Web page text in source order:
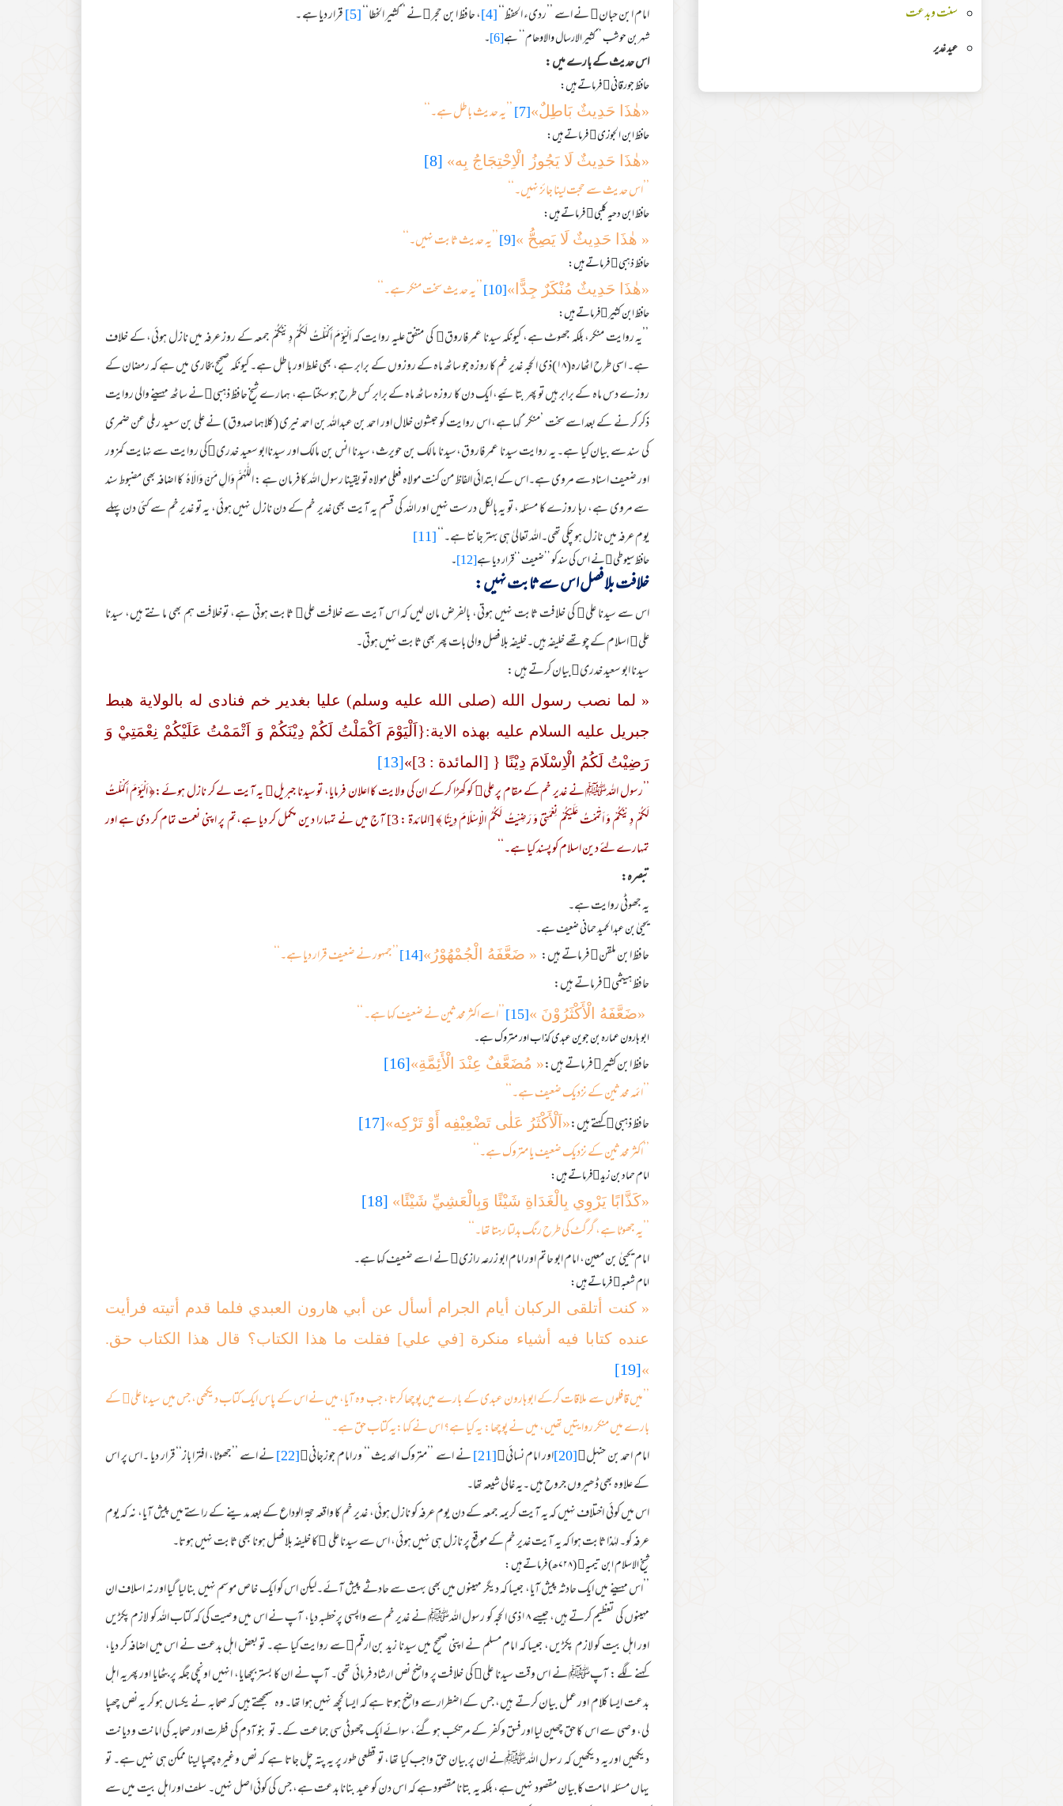
سنت وبدعت
عید غدیر
امام ابن حبان﷫ نے اسے ’’ردیء الحفظ‘‘ [4] ، حافظ ابن حجر﷫نے ’’کثیر الخطا‘‘ [5] قرار دیا ہے ۔
شہر بن حوشب ’’کثیر الارسال والاوھام‘‘ ہے[6] ۔
اس حدیث کے بارے میں :
حافظ جورقانی﷫ فرماتے ہیں:
«هٰذَا حَدِیثٌ بَاطِلٌ»[7] ’’یہ حدیث باطل ہے۔‘‘
حافظ ابن الجوزی﷫ فرماتے ہیں:
«هٰذَا حَدِیثٌ لَا یَجُوزُ الْاِحْتِجَاجُ بِه» [8]
’’اس حدیث سے حجت لینا جائز نہیں۔‘‘
حافظ ابن دحیہ کلبی﷫ فرماتے ہیں:
« هٰذَا حَدِیثٌ لَا یَصِحُّ »[9] ’’یہ حدیث ثابت نہیں۔‘‘
حافظ ذہبی﷫ فرماتے ہیں:
«هٰذَا حَدِیثٌ مُنْکَرٌ جِدًّا»[10] ’’یہ حدیث سخت منکر ہے۔‘‘
حافظ ابن کثیر﷫فرماتے ہیں:
’’یہ روایت منکر، بلکہ جھوٹ ہے، کیونکہ سیدنا عمر فاروق﷜ کی متفق علیہ روایت کہ اَلْيَوْمَ اَكْمَلْتُ لَكُمْ دِيْنَكُمْ جمعہ کے روز عرفہ میں نازل ہوئی، کے خلاف
ہے۔ اسی طرح اٹھارہ(۱۸)ذی الحجہ غدیر خم کا روزہ جو ساٹھ ماہ کے روزوں کے برابر ہے، بھی غلط اور باطل ہے۔ کیونکہ صحیح بخاری میں ہے کہ رمضان کے
روزے دس ماہ کے برابر ہیں تو پھر بتائیے، ایک دن کا روزہ ساٹھ ماہ کے برابر کس طرح ہو سکتاہے، ہمارے شیخ حافظ ذہبی﷫نے ساٹھ مہینے والی روایت
ذکر کر نے کے بعد اسے سخت ’منکر‘ کہا ہے، اس روایت کو حبشون خلال اور احمد بن عبداللہ بن احمد نیری (کلاهما صدوق) نے علی بن سعید رملی عن ضمری
کی سند سے بیان کیا ہے۔ یہ روایت سیدنا عمر فاروق،سیدنا مالک بن حویرث، سیدنا انس بن مالک اور سیدناابو سعید خدری﷜کی روایت سے نہایت کمزور
اور ضعیف اسناد سے مروی ہے۔اس کے ابتدائی الفاظ من کنت مولاہ فعلی مولاہ تو یقینا رسول اللہ کافرمان ہے : اللّٰهُمَّ وَالِ مَنْ وَالَاهُ کا اضافہ بھی مضبوط سند
سے مروی ہے، رہا روزے کا مسئلہ، تو یہ بالکل درست نہیں اور اللہ کی قسم یہ آیت بھی غدیر خم کے دن نازل نہیں ہوئی، یہ تو غدیر خم سے کئی دن پہلے
یوم عرفہ میں نازل ہو چکی تھی۔اللہ تعالیٰ ہی بہتر جانتا ہے۔‘‘ [11]
حافظ سیوطی﷫نے اس کی سندکو ’’ضعیف ‘‘قرار دیا ہے[12] ۔
خلافت بلا فصل اس سے ثابت نہیں :
اس سے سیدنا علی﷜ کی خلافت ثابت نہیں ہوتی، بالفرض مان لیں کہ اس آیت سے خلافت علی﷜ ثابت ہوتی ہے، توخلافت ہم بھی مانتے ہیں، سیدنا
علی﷜ اسلام کے چوتھے خلیفہ ہیں۔خلیفہ بلافصل والی بات پھر بھی ثابت نہیں ہوتی۔
سیدنا ابو سعید خدری﷜بیان کرتے ہیں :
« لما نصب رسول الله (صلى الله عليه وسلم) عليا بغدير خم فنادى له بالولاية هبط
جبريل عليه السلام عليه بهذه الاية:{اَلْيَوْمَ اَكْمَلْتُ لَكُمْ دِيْنَكُمْ وَ اَتْمَمْتُ عَلَيْكُمْ نِعْمَتِيْ وَ
رَضِيْتُ لَكُمُ الْاِسْلَامَ دِيْنًا { [المائدة : 3]»
[13]
’’رسول اللہﷺ نے غدیر خم کے مقام پر علی﷜ کو کھڑا کرکے ان کی ولایت کا اعلان فرمایا، تو سیدنا جبریل﷤ یہ آیت لے کر نازل ہوئے:﴿ اَلْيَوْمَ اَكْمَلْتُ
لَكُمْ دِيْنَكُمْ وَ اَتْمَمْتُ عَلَيْكُمْ نِعْمَتِيْ وَ رَضِيْتُ لَكُمُ الْاِسْلَامَ دِيْنًا ﴾ [المائدة : 3] آج میں نے تمہارا دین مکمل کر دیا ہے،تم پر اپنی نعمت تمام کر دی ہے اور
تمہارے لئے دین اسلام کو پسند کیا ہے۔‘‘
تبصرہ:
یہ جھوٹی روایت ہے۔
یحییٰ بن عبدالحمید حمانی ضعیف ہے۔
حافظ ابن ملقن﷫فرماتے ہیں: « ضَعَّفَهُ الْجُمْهُوْرُ»[14]
’’جمہور نے ضعیف قرار دیا ہے۔‘‘
حافظ ہیثمی﷫فرماتے ہیں:
«ضَعَّفَهُ الْأَکْثَرُوْنَ »[15] ’’اسے اکثر محدثین نے ضعیف کہا ہے۔ ‘‘
ابو ہارون عمارہ بن جوین عبدی کذاب اور متروک ہے۔
حافظ ابن کثیر﷫فرماتے ہیں:« مُضَعَّفٌ عِنْدَ الْأَئِمَّةِ»[16]
’’ائمہ محدثین کے نزدیک ضعیف ہے۔‘‘
حافظ ذہبی﷫کہتے ہیں:«اَلْأَکْثَرُ عَلٰی تَضْعِیْفِه أَوْ تَرْکِه»[17]
’’اکثر محدثین کے نزدیک ضعیف یا متروک ہے۔‘‘
امام حماد بن زید﷫فرماتے ہیں:
«کَذَّابًا یَرْوِي بِالْغَدَاةِ شَیْئًا وَبِالْعَشِيِّ شَیْئًا» [18]
’’یہ جھوٹا ہے، گرگٹ کی طرح رنگ بدلتا رہتا تھا۔‘‘
امام یحییٰ بن معین، امام ابو حاتم اور امام ابو زرعہ رازی﷭ نے اسے ضعیف کہا ہے۔
امام شعبہ﷫ فرماتے ہیں:
« كنت أتلقى الركبان أيام الجرام أسأل عن أبي هارون العبدي فلما قدم أتيته فرأيت
عنده كتابا فيه أشياء منكرة [في علي] فقلت ما هذا الكتاب؟ قال هذا الكتاب حق.
»
[19]
’’میں قافلوں سے ملاقات کرکے ابو ہارون عبدی کے بارے میں پوچھا کرتا ، جب وہ آیا، میں نے اس کے پاس ایک کتاب دیکھی، جس میں سیدنا علی﷜ کے
بارے میں منکر روایتیں تھیں، میں نے پوچھا: یہ کیا ہے؟ اس نے کہا:یہ کتاب حق ہے۔ ‘‘
امام احمد بن حنبل﷫[20] اور امام نسائی﷫[21] نے اسے ’’متروک الحدیث ‘‘ ور امام جوزجانی﷫[22]
نے اسے ’’جھوٹا، افترا باز‘‘قرار دیا ۔اس پر اس
کے علاوہ بھی ڈھیروں جروح ہیں ۔یہ غالی شیعہ تھا۔
اس میں کوئی اختلاف نہیں کہ یہ آیت کریمہ جمعہ کے دن یوم عرفہ کو نازل ہوئی، غدیر خم کا واقعہ حجۃ الوداع کے بعد مدینے کے راستے میں پیش آیا، نہ کہ یوم
عرفہ کو۔ لہٰذا ثابت ہوا کہ یہ آیت غدیر خم کے موقع پر نازل ہی نہیں ہوئی، اس سے سیدنا علی ﷜کا خلیفہ بلافصل ہونا بھی ثابت نہیں ہوتا۔
شیخ الاسلام ابن تیمیہ﷫ (۷۲۸ھ) فرماتے ہیں :
’’اس مہینے میں ایک حادثہ پیش آیا، جیسا کہ دیگر مہینوں میں بھی بہت سے حادثے پیش آئے۔لیکن اس کو ایک خاص موسم نہیں بنا لیا گیا اور نہ اسلاف ان
مہینوں کی تعظیم کرتے ہیں، جیسے ۱۸ذی الحجہ کو رسول اللہﷺ نے غدیر خم سے واپسی پر خطبہ دیا، آپ نے اس میں وصیت کی کہ کتاب اللہ کو لازم پکڑیں
اور اہل بیت کو لازم پکڑیں، جیسا کہ امام مسلم نے اپنی صحیح میں سیدنا زید بن ارقم﷜سے روایت کیا ہے۔ تو بعض اہل بدعت نے اس میں اضافہ کر دیا،
کہنے لگے : آپﷺ نے اس وقت سیدنا علی﷜ کی خلافت پر واضح نص ارشاد فرمائی تھی۔ آپ نے ان کا بستر بچھایا، انہیں اونچی جگہ پر بٹھایا اور پھریہ اہل
بدعت ایسا کلام اور عمل بیان کرتے ہیں، جس کے اضطرارسے واضح ہوتا ہے کہ ایسا کچھ نہیں ہوا تھا۔ وہ سمجھتے ہیں کہ صحابہ نے یکساں ہو کر یہ نص چھپا
لی، وصی سے اس کا حق چھین لیا اورفسق وکفر کے مرتکب ہوگئے، سوائے ایک چھوٹی سی جماعت کے۔ تو بنو آدم کی فطرت اور صحابہ کی امانت و دیانت
دیکھیں اور یہ دیکھیں کہ رسول اللہﷺنے ان پر بیان حق واجب کیا تھا، تو قطعی طور پر یہ پتہ چل جاتا ہے کہ نص وغیرہ چھپا لینا ممکن ہی نہیں ہے۔ تو
یہاں مسئلہ امامت کا بیان مقصود نہیں ہے، بلکہ یہ بتانا مقصود ہے کہ اس دن کو عید بنانا بدعت ہے، جس کی کوئی اصل نہیں۔ سلف اور اہل بیت میں سے